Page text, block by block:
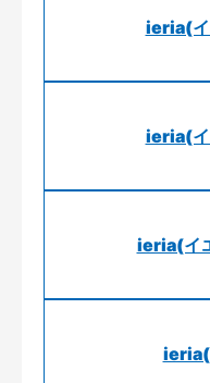
ieria(イ
ieria(イ
ieria(イ
ieria(